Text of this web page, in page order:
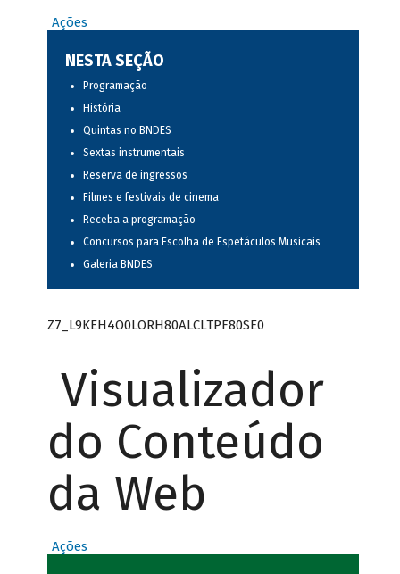
Ações
NESTA SEÇÃO
Programação
História
Quintas no BNDES
Sextas instrumentais
Reserva de ingressos
Filmes e festivais de cinema
Receba a programação
Concursos para Escolha de Espetáculos Musicais
Galeria BNDES
Z7_L9KEH4O0LORH80ALCLTPF80SE0
Visualizador
do Conteúdo
da Web
Ações